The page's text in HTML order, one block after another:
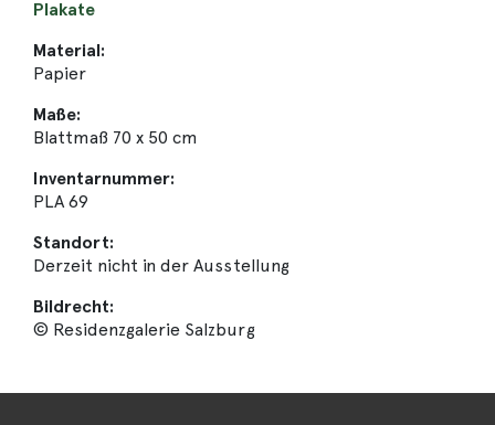
Plakate
Material:
Papier
Maße:
Blattmaß 70 x 50 cm
Inventarnummer:
PLA 69
Standort:
Derzeit nicht in der Ausstellung
Bildrecht:
© Residenzgalerie Salzburg